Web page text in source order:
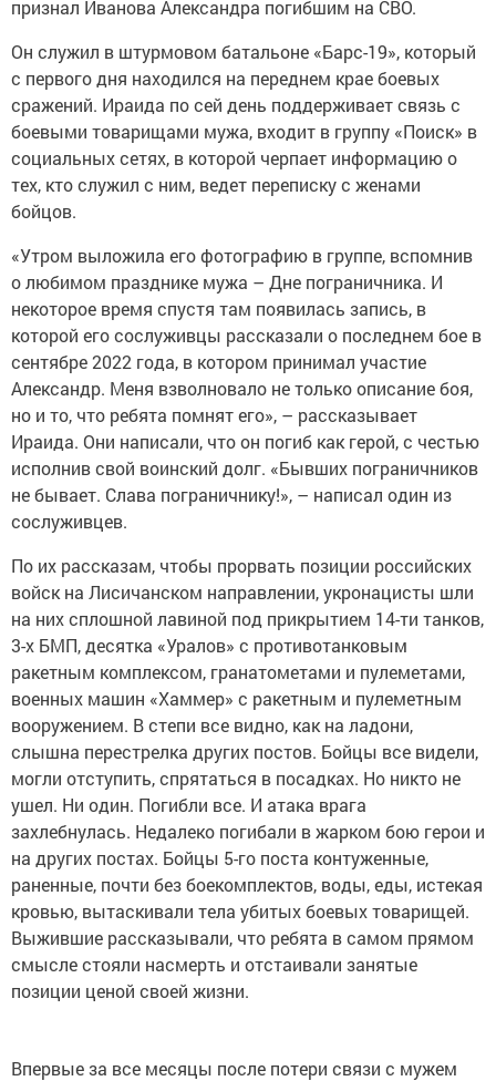
признал Иванова Александра погибшим на СВО.
Он служил в штурмовом батальоне «Барс-19», который
с первого дня находился на переднем крае боевых
сражений. Ираида по сей день поддерживает связь с
боевыми товарищами мужа, входит в группу «Поиск» в
социальных сетях, в которой черпает информацию о
тех, кто служил с ним, ведет переписку с женами
бойцов.
«Утром выложила его фотографию в группе, вспомнив
о любимом празднике мужа – Дне пограничника. И
некоторое время спустя там появилась запись, в
которой его сослуживцы рассказали о последнем бое в
сентябре 2022 года, в котором принимал участие
Александр. Меня взволновало не только описание боя,
но и то, что ребята помнят его», – рассказывает
Ираида. Они написали, что он погиб как герой, с честью
исполнив свой воинский долг. «Бывших пограничников
не бывает. Слава пограничнику!», – написал один из
сослуживцев.
По их рассказам, чтобы прорвать позиции российских
войск на Лисичанском направлении, укронацисты шли
на них сплошной лавиной под прикрытием 14-ти танков,
3-х БМП, десятка «Уралов» с противотанковым
ракетным комплексом, гранатометами и пулеметами,
военных машин «Хаммер» с ракетным и пулеметным
вооружением. В степи все видно, как на ладони,
слышна перестрелка других постов. Бойцы все видели,
могли отступить, спрятаться в посадках. Но никто не
ушел. Ни один. Погибли все. И атака врага
захлебнулась. Недалеко погибали в жарком бою герои и
на других постах. Бойцы 5-го поста контуженные,
раненные, почти без боекомплектов, воды, еды, истекая
кровью, вытаскивали тела убитых боевых товарищей.
Выжившие рассказывали, что ребята в самом прямом
смысле стояли насмерть и отстаивали занятые
позиции ценой своей жизни.
Впервые за все месяцы после потери связи с мужем